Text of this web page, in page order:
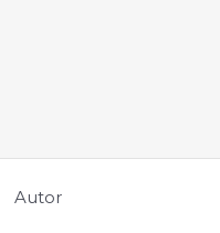
Autor